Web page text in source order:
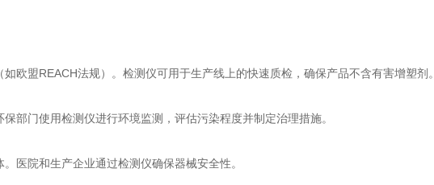
盟REACH法规）。检测仪可用于生产线上的快速质检，确保产品不含有害增塑剂。
门使用检测仪进行环境监测，评估污染程度并制定治理措施。
院和生产企业通过检测仪确保器械安全性。